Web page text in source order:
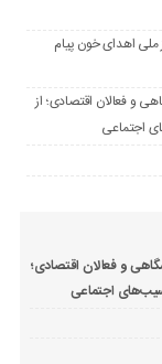
ملی اهدای خون پیام
و فعالان اقتصادی؛ از
اجتماعی
و فعالان اقتصادی؛
اجتماعی